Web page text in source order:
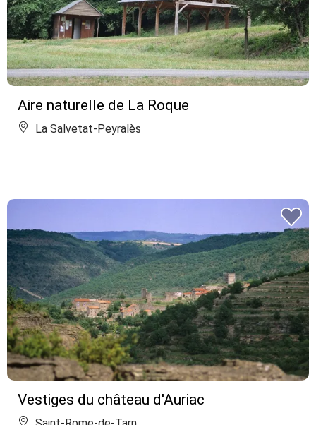
Aire naturelle de La Roque
La Salvetat-Peyralès
Vestiges du château d'Auriac